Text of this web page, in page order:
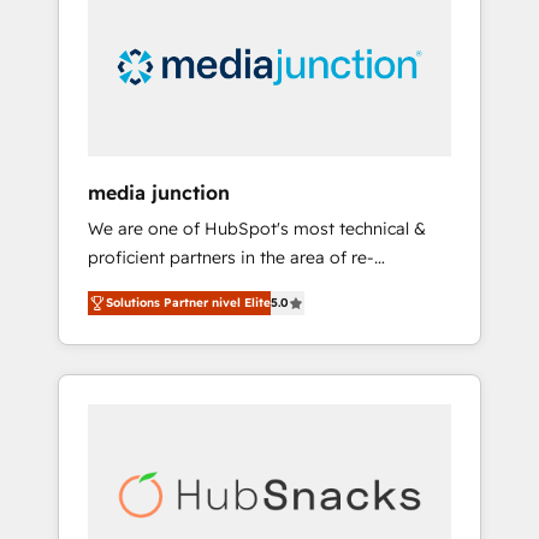
media junction
We are one of HubSpot's most technical &
proficient partners in the area of re-
platforming, website design & development.
We specialize in multi-hub implementations
for mid-market & enterprise companies. We
are woman-owned, powered by coffee, and
Impact Award 🏆2022 Platform Migration
Excellence Impact Award 🏆2020 Elite
Solutions Partner nivel Elite5.0